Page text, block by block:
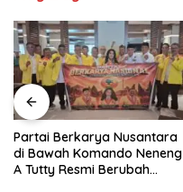
Partai Berkarya Nusantara
di Bawah Komando Neneng
A Tutty Resmi Berubah